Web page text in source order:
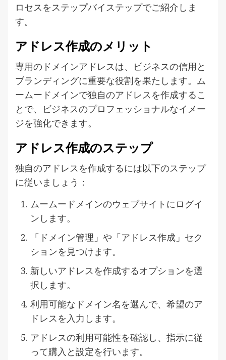
ロセスをステップバイステップでご紹介しま
す。
アドレス作成のメリット
専用のドメインアドレスは、ビジネスの信用と
ブランディングに重要な役割を果たします。ム
ームードメインで独自のアドレスを作成するこ
とで、ビジネスのプロフェッショナルなイメー
ジを強化できます。
アドレス作成のステップ
独自のアドレスを作成するには以下のステップ
に従いましょう：
ムームードメインのウェブサイトにログイ
ンします。
「ドメイン管理」や「アドレス作成」セク
ションを見つけます。
新しいアドレスを作成するオプションを選
択します。
利用可能なドメイン名を選んで、希望のア
ドレスを入力します。
アドレスの利用可能性を確認し、指示に従
って購入と設定を行います。